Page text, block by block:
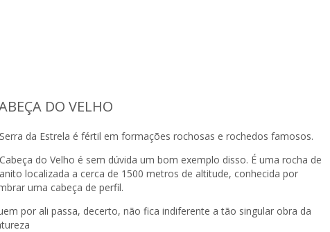
DO VELHO
da Estrela é fértil em formações rochosas e rochedos famosos.
do Velho é sem dúvida um bom exemplo disso. É uma rocha de
localizada a cerca de 1500 metros de altitude, conhecida por
uma cabeça de perfil.
por ali passa, decerto, não fica indiferente a tão singular obra da